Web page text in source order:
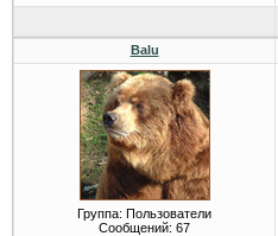
Balu
Группа: Пользователи
Сообщений: 67